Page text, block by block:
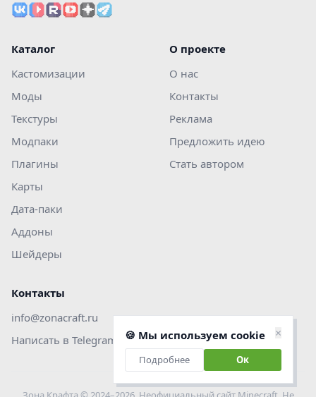
Каталог
Кастомизации
Моды
Текстуры
Модпаки
Плагины
Карты
Дата-паки
Аддоны
Шейдеры
О проекте
О нас
Контакты
Реклама
Предложить идею
Стать автором
Контакты
info@zonacraft.ru
Написать в Telegram
🍪 Мы используем cookie ×
Подробнее Ок